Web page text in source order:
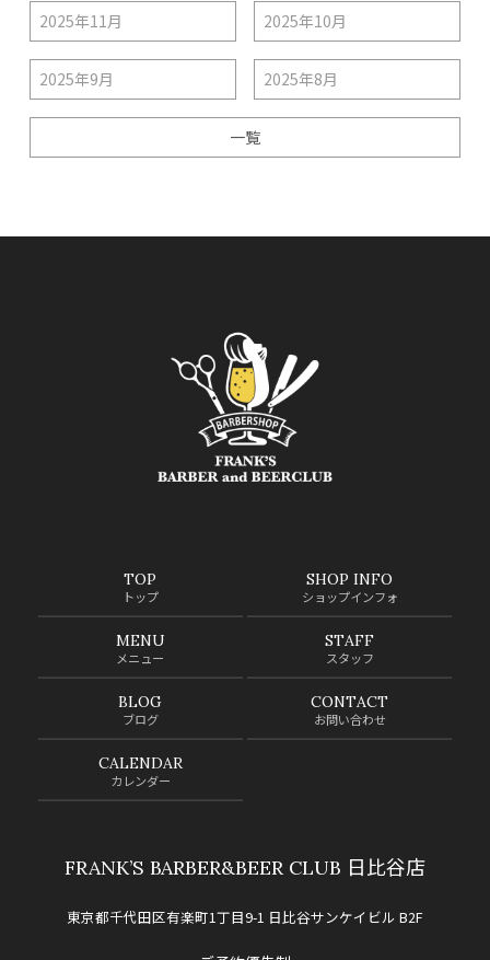
2025年11月 2025年10月
2025年9月 2025年8月
一覧
TOP
トップ
SHOP INFO
ショップインフォ
MENU
メニュー
STAFF
スタッフ
BLOG
ブログ
CONTACT
お問い合わせ
CALENDAR
カレンダー
FRANK’S BARBER&BEER CLUB 日比谷店
東京都千代田区有楽町1丁目9-1 日比谷サンケイビル B2F